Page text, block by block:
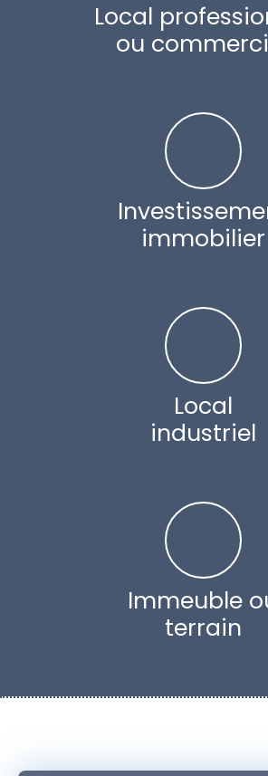
Local
ou
immobilier
Local
industriel
Immeuble
terrain